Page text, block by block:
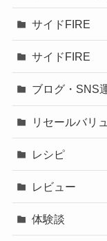
サイドFIRE
サイドFIRE
ブログ・SNS
リセールバリ
レシピ
レビュー
体験談